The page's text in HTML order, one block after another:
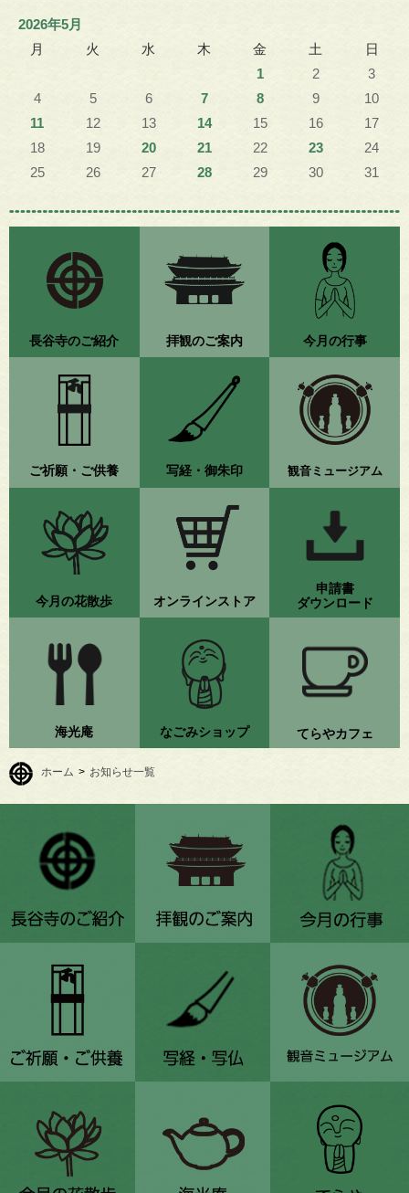
2026年5月
月
火 水 木 金 土
日
1
2
3
4
5 6 7 8 9
10
11
12 13 14 15 16
17
18
19 20 21 22 23
24
25
26 27 28 29 30 31
長谷寺のご紹介 拝観のご案内 今月の行事
ご祈願・ご供養 写経・御朱印 観音ミュージアム
今月の花散歩 オンラインストア
申請書
ダウンロード
海光庵 なごみショップ てらやカフェ
ホーム > お知らせ一覧